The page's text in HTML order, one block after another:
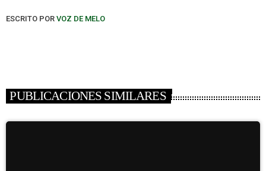
ESCRITO POR VOZ DE MELO
PUBLICACIONES SIMILARES